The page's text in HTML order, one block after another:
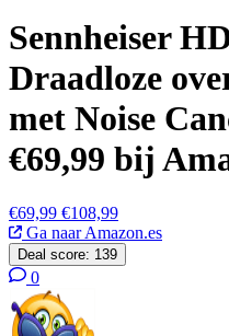
Sennheiser
Draadloze
met Noise
€69,99 bij
€69,99 €108,99
Ga naar Amazon.es
Deal score: 139
0